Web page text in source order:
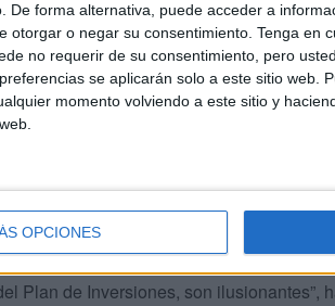
De forma alternativa, puede acceder a
otorgar o negar su consentimiento. Tenga en
no requerir de su consentimiento, pero
se aplicarán solo a este sitio web.
momento volviendo a este sitio y
OPCIONES
segunda de la Mesa
y ha advertido que la administración
viaria por el que se decantará la
de Desarrollo Socioeconómico del
equipamientos civiles.
Plan de Inversiones, son ilusionantes”,